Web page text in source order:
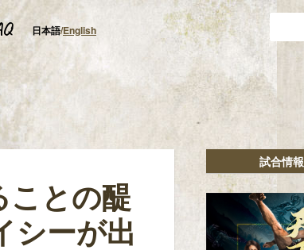
日本語English
ことの醍
シーが出
試合情報